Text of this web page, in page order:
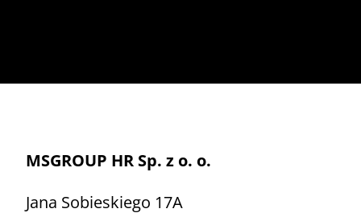
MSGROUP HR Sp. z o. o.
Jana Sobieskiego 17A